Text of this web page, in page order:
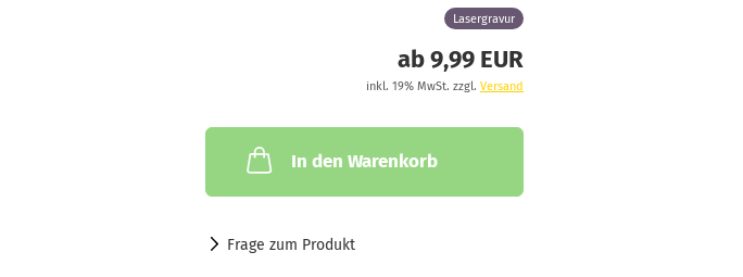
Lasergravur
ab 9,99 EUR
inkl. 19% MwSt. zzgl. Versand
In den Warenkorb
Frage zum Produkt